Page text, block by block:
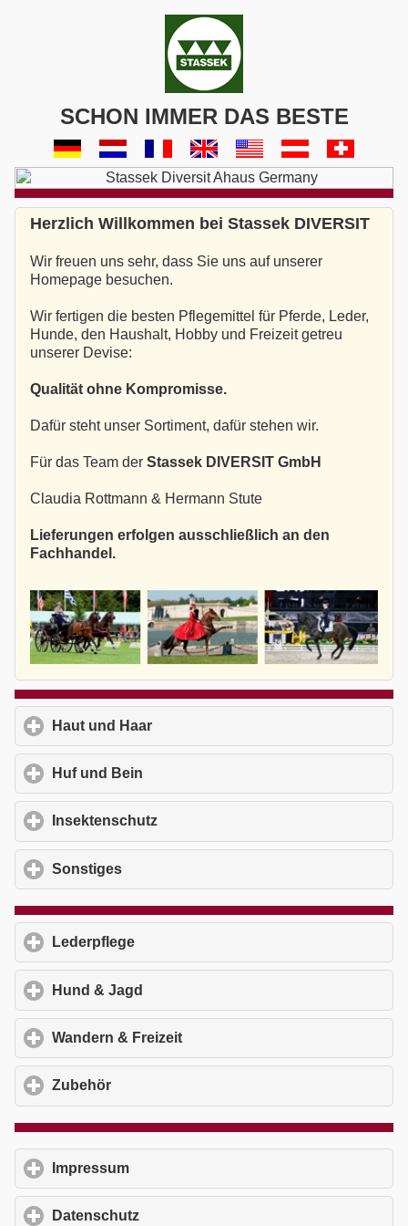
SCHON IMMER DAS BESTE
Herzlich Willkommen bei Stassek DIVERSIT
Wir freuen uns sehr, dass Sie uns auf unserer
Homepage besuchen.
Wir fertigen die besten Pflegemittel für Pferde, Leder,
Hunde, den Haushalt, Hobby und Freizeit getreu
unserer Devise:
Qualität ohne Kompromisse.
Dafür steht unser Sortiment, dafür stehen wir.
Für das Team der Stassek DIVERSIT GmbH
Claudia Rottmann & Hermann Stute
Lieferungen erfolgen ausschließlich an den
Fachhandel.
Haut und Haar
Huf und Bein
Insektenschutz
Sonstiges
Lederpflege
Hund & Jagd
Wandern & Freizeit
Zubehör
Impressum
Datenschutz